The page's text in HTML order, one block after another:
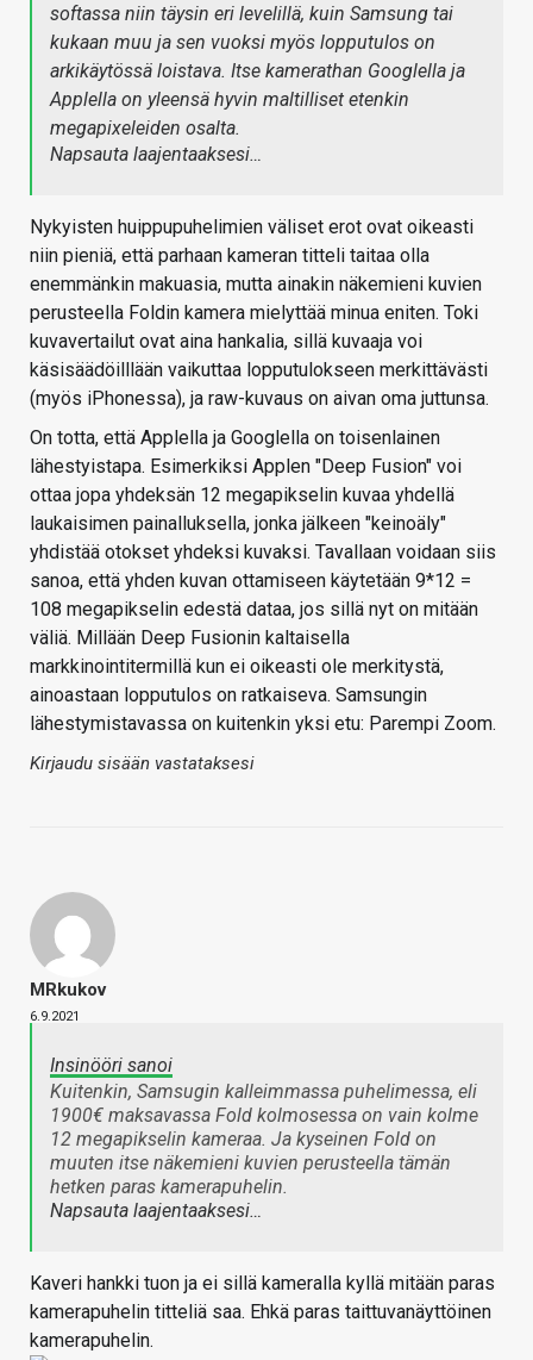
softassa niin täysin eri levelillä, kuin Samsung tai
kukaan muu ja sen vuoksi myös lopputulos on
arkikäytössä loistava. Itse kamerathan Googlella ja
Applella on yleensä hyvin maltilliset etenkin
megapixeleiden osalta.
Napsauta laajentaaksesi…
Nykyisten huippupuhelimien väliset erot ovat oikeasti
niin pieniä, että parhaan kameran titteli taitaa olla
enemmänkin makuasia, mutta ainakin näkemieni kuvien
perusteella Foldin kamera mielyttää minua eniten. Toki
kuvavertailut ovat aina hankalia, sillä kuvaaja voi
käsisäädöilllään vaikuttaa lopputulokseen merkittävästi
(myös iPhonessa), ja raw-kuvaus on aivan oma juttunsa.
On totta, että Applella ja Googlella on toisenlainen
lähestyistapa. Esimerkiksi Applen "Deep Fusion" voi
ottaa jopa yhdeksän 12 megapikselin kuvaa yhdellä
laukaisimen painalluksella, jonka jälkeen "keinoäly"
yhdistää otokset yhdeksi kuvaksi. Tavallaan voidaan siis
sanoa, että yhden kuvan ottamiseen käytetään 9*12 =
108 megapikselin edestä dataa, jos sillä nyt on mitään
väliä. Millään Deep Fusionin kaltaisella
markkinointitermillä kun ei oikeasti ole merkitystä,
ainoastaan lopputulos on ratkaiseva. Samsungin
lähestymistavassa on kuitenkin yksi etu: Parempi Zoom.
Kirjaudu sisään vastataksesi
MRkukov
6.9.2021
Insinööri sanoi
Kuitenkin, Samsugin kalleimmassa puhelimessa, eli
1900€ maksavassa Fold kolmosessa on vain kolme
12 megapikselin kameraa. Ja kyseinen Fold on
muuten itse näkemieni kuvien perusteella tämän
hetken paras kamerapuhelin.
Napsauta laajentaaksesi…
Kaveri hankki tuon ja ei sillä kameralla kyllä mitään paras
kamerapuhelin titteliä saa. Ehkä paras taittuvanäyttöinen
kamerapuhelin.